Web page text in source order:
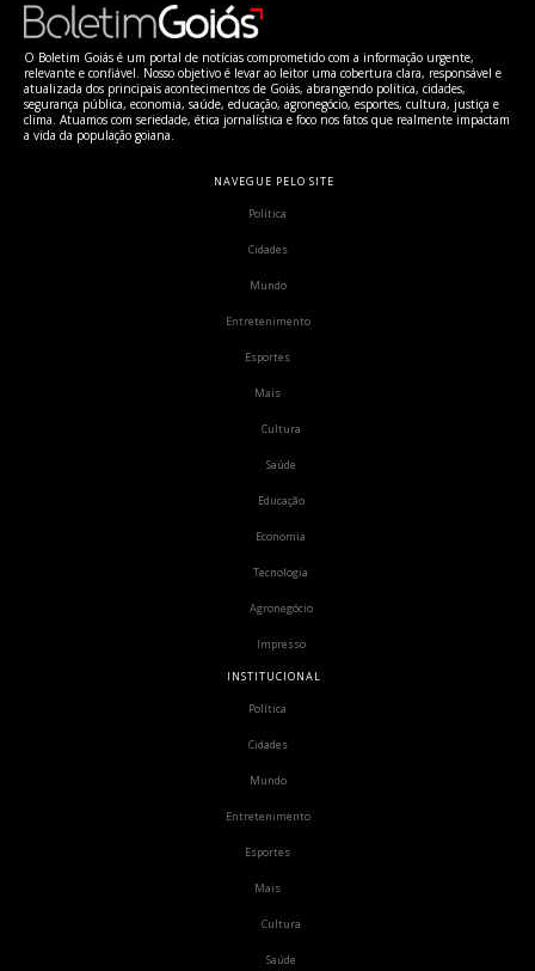
O Boletim Goiás é um portal de notícias comprometido com a informação urgente,
relevante e confiável. Nosso objetivo é levar ao leitor uma cobertura clara, responsável e
atualizada dos principais acontecimentos de Goiás, abrangendo política, cidades,
segurança pública, economia, saúde, educação, agronegócio, esportes, cultura, justiça e
clima. Atuamos com seriedade, ética jornalística e foco nos fatos que realmente impactam
a vida da população goiana.
NAVEGUE PELO SITE
Política
Cidades
Mundo
Entretenimento
Esportes
Mais
Cultura
Saúde
Educação
Economia
Tecnologia
Agronegócio
Impresso
INSTITUCIONAL
Política
Cidades
Mundo
Entretenimento
Esportes
Mais
Cultura
Saúde